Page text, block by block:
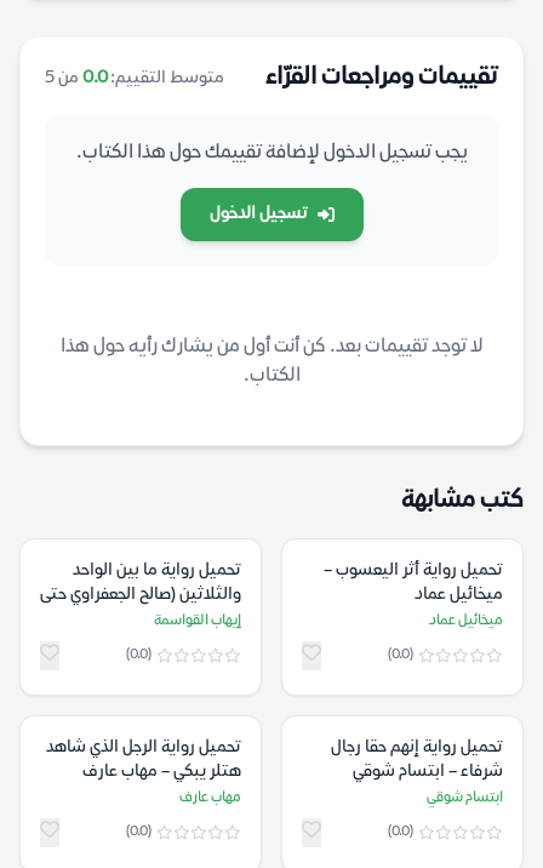
تقييمات ومراجعات القرّاء متوسط التقييم:0.0 من 5
يجب تسجيل الدخول لإضافة تقييمك حول هذا الكتاب.
تسجيل الدخول
لا توجد تقييمات بعد. كن أنت أول من يشارك رأيه حول هذا
الكتاب.
كتب مشابهة
تحميل رواية أثر اليعسوب –
ميخائيل عماد
ميخائيل عماد
(0.0)
تحميل رواية ما بين الواحد
والثلاثين (صالح الجعفراوي حتى
استشهاده) – إيهاب القواسمة
إيهاب القواسمة
(0.0)
تحميل رواية إنهم حقا رجال
شرفاء – ابتسام شوقي
ابتسام شوقي
(0.0)
تحميل رواية الرجل الذي شاهد
هتلر يبكي – مهاب عارف
مهاب عارف
(0.0)